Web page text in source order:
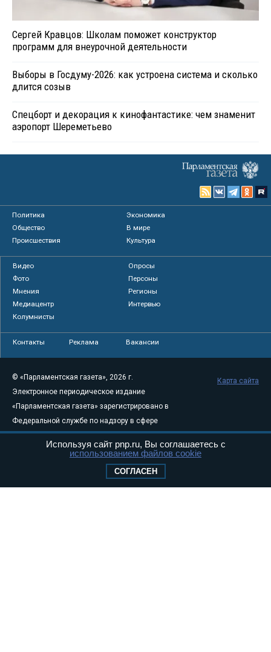
Сергей Кравцов: Школам поможет конструктор
программ для внеурочной деятельности
Выборы в Госдуму-2026: как устроена система и сколько
длится созыв
Спецборт и декорация к кинофантастике: чем знаменит
аэропорт Шереметьево
Политика
Экономика
Общество
В мире
Происшествия
Культура
Видео
Опросы
Фото
Персоны
Мнения
Регионы
Медиацентр
Интервью
Колумнисты
Контакты Реклама Вакансии
© «Парламентская газета», 2026 г.
Электронное периодическое издание
«Парламентская газета» зарегистрировано в
Федеральной службе по надзору в сфере
связи, информационных технологий и
массовых коммуникаций (Роскомнадзор) 05
Свидетельство о регистрации Эл № ФС77-
Карта сайта
Используя сайт pnp.ru, Вы соглашаетесь с
использованием файлов cookie
СОГЛАСЕН